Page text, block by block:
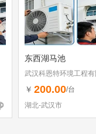
东西湖马池
武汉科恩特环境工程有
￥ 200.00/台
湖北-武汉市